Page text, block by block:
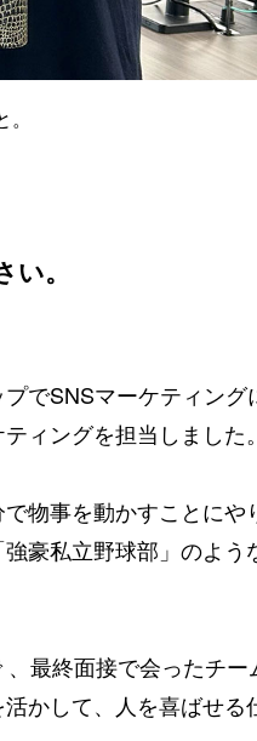
。
でSNSマーケティン
ィングを担当しました。
物事を動かすことにや
豪私立野球部」のよ
最終面接で会ったチ
かして、人を喜ばせる